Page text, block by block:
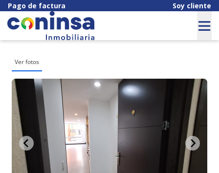
Pago de factura Soy cliente
Ver fotos